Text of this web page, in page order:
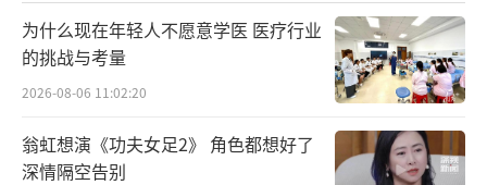
为什么现在年轻人不愿意学医 医疗行业
的挑战与考量
2026-08-06 11:02:20
翁虹想演《功夫女足2》 角色都想好了
深情隔空告别